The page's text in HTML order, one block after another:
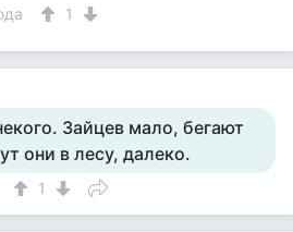
1
Зайцев мало, бегают
они в лесу, далеко.
1